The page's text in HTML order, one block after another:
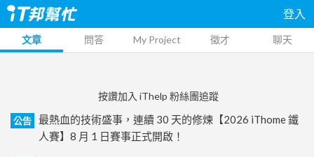
登入
文章 問答 My Project 徵才 聊天
按讚加入 iThelp 粉絲團追蹤
公告
最熱血的技術盛事，連續 30 天的修煉【2026 iThome 鐵
人賽】8 月 1 日賽事正式開啟！